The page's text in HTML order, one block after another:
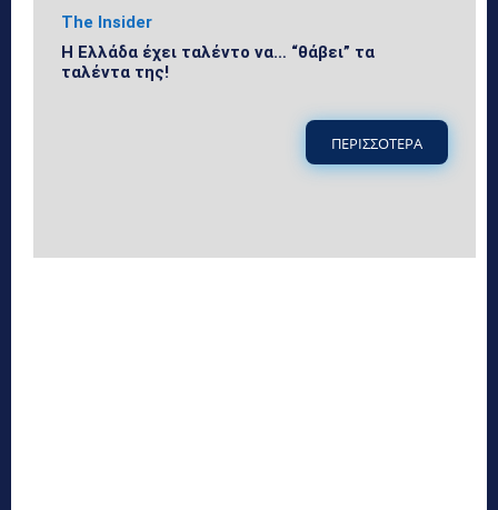
The Insider
Η Ελλάδα έχει ταλέντο να… “θάβει” τα
ταλέντα της!
ΠΕΡΙΣΣΟΤΕΡΑ